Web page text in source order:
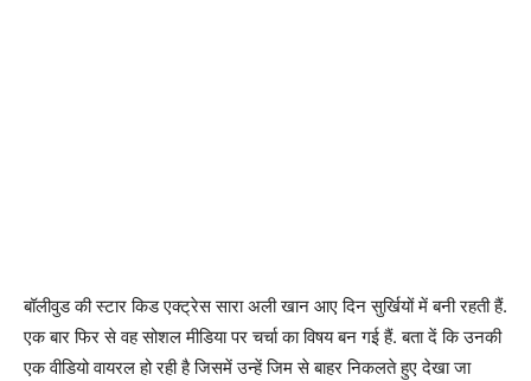
बॉलीवुड की स्टार किड एक्ट्रेस सारा अली खान आए दिन सुर्खियों में बनी रहती हैं.
एक बार फिर से वह सोशल मीडिया पर चर्चा का विषय बन गई हैं. बता दें कि उनकी
एक वीडियो वायरल हो रही है जिसमें उन्हें जिम से बाहर निकलते हुए देखा जा